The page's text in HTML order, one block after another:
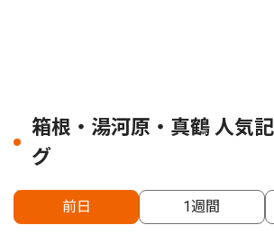
箱根・湯河原・真鶴 人気
グ
前日 1週間